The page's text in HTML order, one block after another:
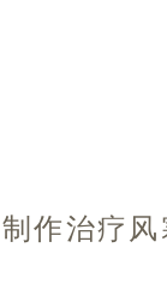
作治疗